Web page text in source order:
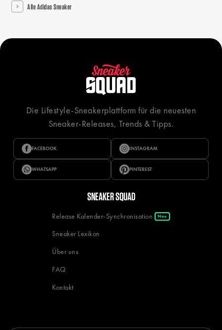
Alle Adidas Sneaker
Die Lifestyle-Sneakerplattform für die neuesten
Sneaker-Releases, Trends & Tipps.
FACEBOOK INSTAGRAM
WHATSAPP PINTEREST
SNEAKER SQUAD
Release Kalender-Synchronisation Neu
Sneaker Lexikon
Über uns
FAQ
Kontakt